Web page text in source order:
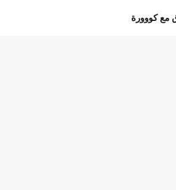
مع كووورة